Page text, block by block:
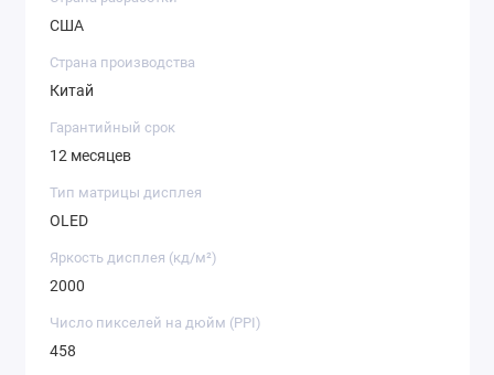
США
Страна производства
Китай
Гарантийный срок
12 месяцев
Тип матрицы дисплея
OLED
Яркость дисплея (кд/ м²)
2000
Число пикселей на дюйм (PPI)
458